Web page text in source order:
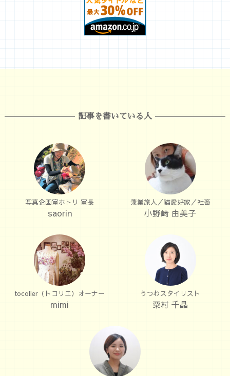
記事を書いている人
写真企画室ホトリ 室長
saorin
兼業旅人／猫愛好家／社畜
小野﨑 由美子
tocolier（トコリエ）オーナー
mimi
うつわスタイリスト
粟村 千晶